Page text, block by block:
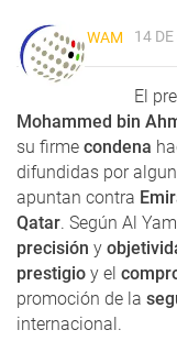
WAM 14
El
Mohammed bin
su firme condena
difundidas por
apuntan contra
Qatar. Según Al
precisión y
prestigio y el
promoción de la
internacional.